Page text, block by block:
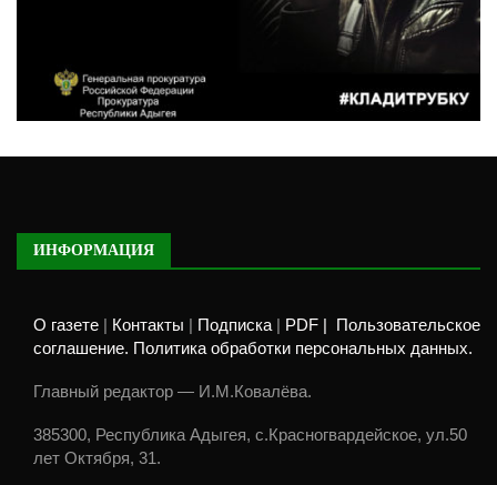
ИНФОРМАЦИЯ
О газете Контакты Подписка| PDF |
Пользовательское
соглашение. Политика обработки персональных данных.
Главный редактор — И.М.Ковалёва.
385300, Республика Адыгея, с.Красногвардейское, ул.50
лет Октября, 31.